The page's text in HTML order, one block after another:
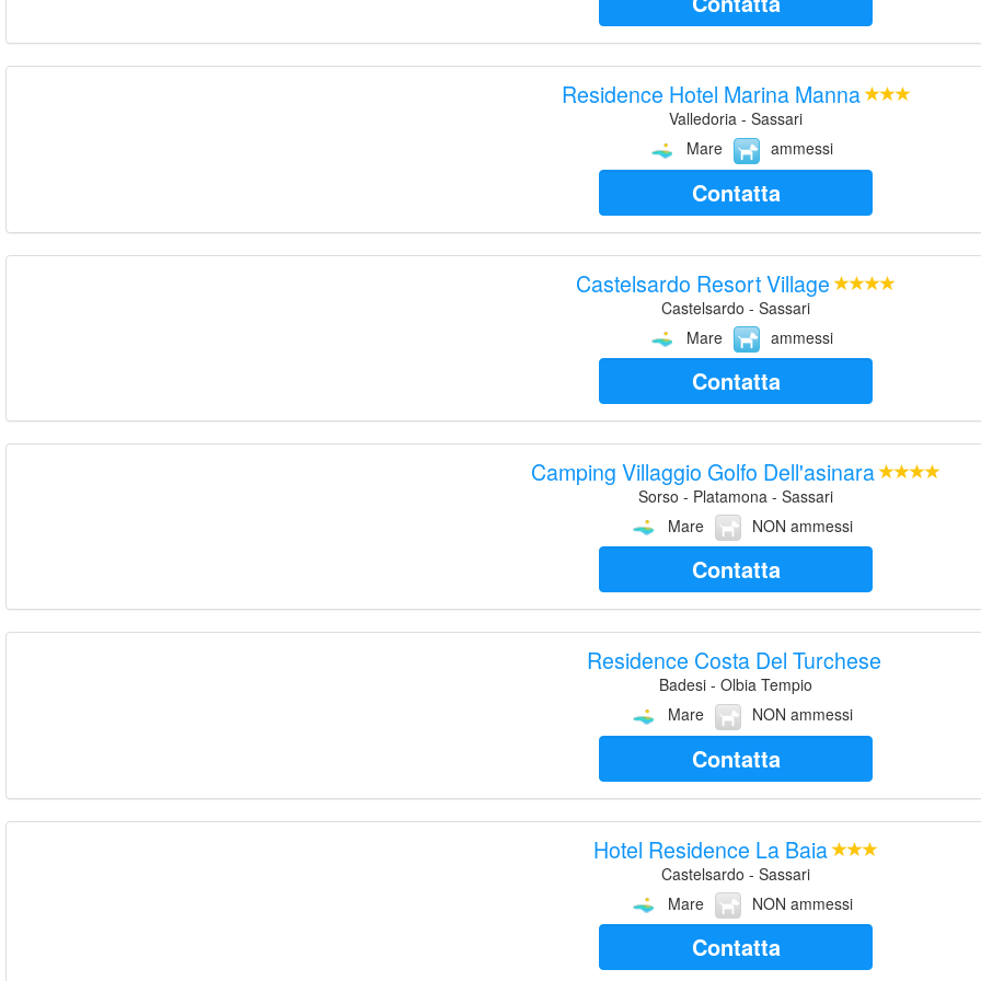
Residence Hotel Marina Manna
Valledoria - Sassari
Mare
ammessi
Contatta
Castelsardo Resort Village
Castelsardo - Sassari
Mare
ammessi
Contatta
Camping Villaggio Golfo Dell'asinara
Sorso - Platamona - Sassari
Mare
NON ammessi
Contatta
Residence Costa Del Turchese
Badesi - Olbia Tempio
Mare
NON ammessi
Contatta
Hotel Residence La Baia
Castelsardo - Sassari
Mare
NON ammessi
Contatta